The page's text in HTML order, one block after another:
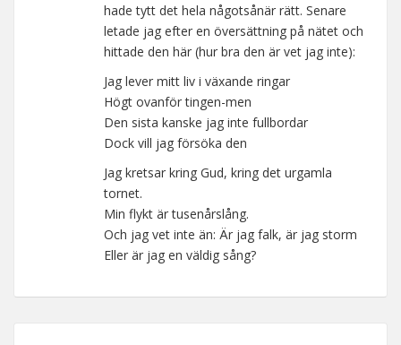
hade tytt det hela någotsånär rätt. Senare
letade jag efter en översättning på nätet och
hittade den här (hur bra den är vet jag inte):
Jag lever mitt liv i växande ringar
Högt ovanför tingen-men
Den sista kanske jag inte fullbordar
Dock vill jag försöka den
Jag kretsar kring Gud, kring det urgamla
tornet.
Min flykt är tusenårslång.
Och jag vet inte än: Är jag falk, är jag storm
Eller är jag en väldig sång?